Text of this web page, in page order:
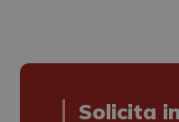
Solicita